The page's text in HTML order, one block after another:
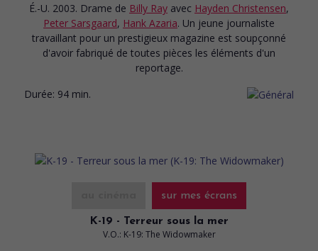
É.-U. 2003. Drame de Billy Ray avec Hayden Christensen,
Peter Sarsgaard, Hank Azaria. Un jeune journaliste
travaillant pour un prestigieux magazine est soupçonné
d'avoir fabriqué de toutes pièces les éléments d'un
reportage.
Durée: 94 min.
sur mes écrans
K-19 - Terreur sous la mer
V.O.: K-19: The Widowmaker